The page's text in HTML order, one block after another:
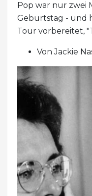
Pop war nur zwei
Geburtstag - und
Tour vorbereitet,
Von Jackie